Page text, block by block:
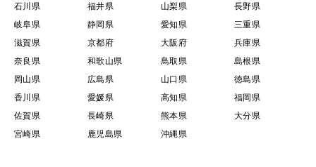
石川県
福井県 山梨県
長野県
岐阜県
静岡県 愛知県
三重県
滋賀県
京都府 大阪府
兵庫県
奈良県
和歌山県 鳥取県
島根県
岡山県
広島県 山口県
徳島県
香川県
愛媛県 高知県
福岡県
佐賀県
長崎県 熊本県
大分県
宮崎県
鹿児島県 沖縄県